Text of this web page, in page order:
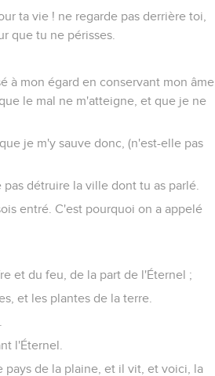
ta vie ! ne regarde pas derrière toi,
que tu ne périsses.
à mon égard en conservant mon âme
le mal ne m'atteigne, et que je ne
je m'y sauve donc, (n'est-elle pas
détruire la ville dont tu as parlé.
entré. C'est pourquoi on a appelé
et du feu, de la part de l'Éternel ;
et les plantes de la terre.
l'Éternel.
pays de la plaine, et il vit, et voici, la